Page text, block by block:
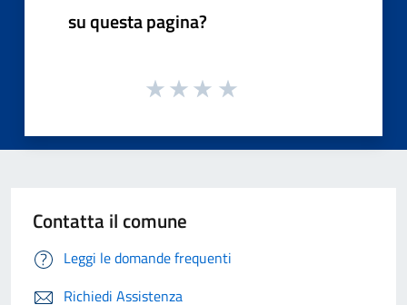
su questa pagina?
Contatta il comune
Leggi le domande frequenti
Richiedi Assistenza